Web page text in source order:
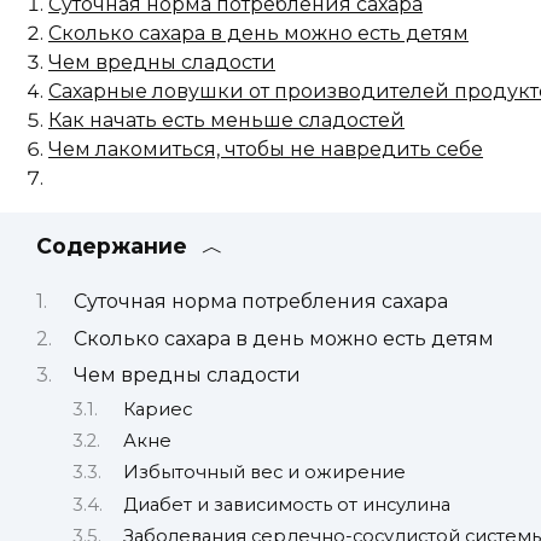
Сколько сахара в день можно есть детям
Чем вредны сладости
Сахарные ловушки от производителей
Как начать есть меньше сладостей
Чем лакомиться, чтобы не навредить себе
Содержание
Суточная норма потребления сахара
Сколько сахара в день можно есть детям
Чем вредны сладости
Кариес
Акне
Избыточный вес и ожирение
Диабет и зависимость от инсулина
Заболевания сердечно-сосудистой